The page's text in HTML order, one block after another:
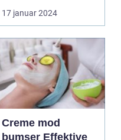
hjemmebehandlingsm
etode, som...
17 januar 2024
Creme mod
bumser Effektive